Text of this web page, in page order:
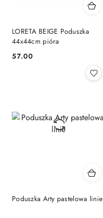
LORETA BEIGE Poduszka
44x44cm pióra
Cena:
57.00
Poduszka Arty pastelowa linie